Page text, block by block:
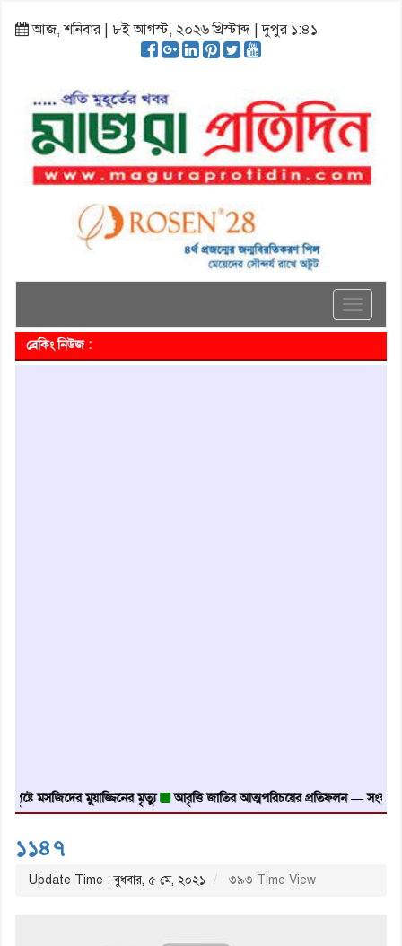
আজ, শনিবার | ৮ই আগস্ট, ২০২৬ খ্রিস্টাব্দ | দুপুর ১:৪১
Toggle
ব্রেকিং নিউজ :
মসজিদের মুয়াজ্জিনের মৃত্যু আবৃত্তি জাতির আত্মপরিচয়ের প্রতিফলন — সংস্কৃতি মন্ত্রী
১১৪৭
Update Time : বুধবার, ৫ মে, ২০২১ ৩৯৩ Time View